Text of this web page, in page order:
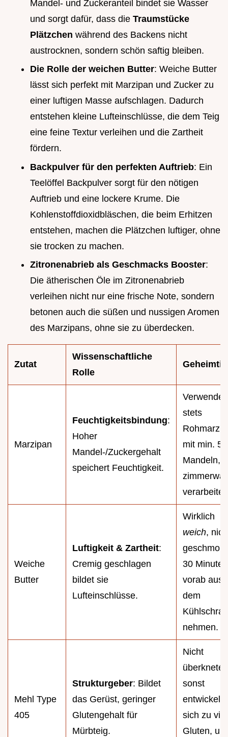
Mandel- und Zuckeranteil bindet sie Wasser
und sorgt dafür, dass die Traumstücke
Plätzchen während des Backens nicht
austrocknen, sondern schön saftig bleiben.
Die Rolle der weichen Butter: Weiche Butter
lässt sich perfekt mit Marzipan und Zucker zu
einer luftigen Masse aufschlagen. Dadurch
entstehen kleine Lufteinschlüsse, die dem Teig
eine feine Textur verleihen und die Zartheit
fördern.
Backpulver für den perfekten Auftrieb: Ein
Teelöffel Backpulver sorgt für den nötigen
Auftrieb und eine lockere Krume. Die
Kohlenstoffdioxidbläschen, die beim Erhitzen
entstehen, machen die Plätzchen luftiger, ohne
sie trocken zu machen.
Zitronenabrieb als Geschmacks Booster:
Die ätherischen Öle im Zitronenabrieb
verleihen nicht nur eine frische Note, sondern
betonen auch die süßen und nussigen Aromen
des Marzipans, ohne sie zu überdecken.
Zutat
Wissenschaftliche
Rolle
Marzipan
Feuchtigkeitsbindung:
Hoher
Mandel-/Zuckergehalt
speichert Feuchtigkeit.
Verwende
stets
mit min.
Mandeln,
Weiche
Butter
Luftigkeit & Zartheit:
Cremig geschlagen
bildet sie
Lufteinschlüsse.
Wirklich
weich,
30 Minuten
vorab aus
dem
nehmen.
Mehl Type
405
Strukturgeber: Bildet
das Gerüst, geringer
Glutengehalt für
Mürbteig.
Nicht
sonst
entwickelt
sich zu viel
Gluten,